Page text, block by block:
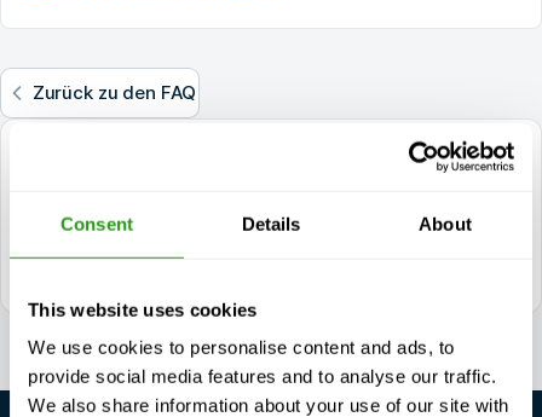
Consent Details About
This website uses cookies
We use cookies to personalise content and ads, to
provide social media features and to analyse our traffic.
We also share information about your use of our site with
Zurück zu den FAQ
training@fmtcsafety.com